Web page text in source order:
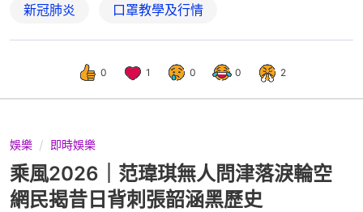
新冠肺炎 口罩教學及行情
0 1 0 0 2
娛樂 即時娛樂
乘風2026｜范瑋琪無人問津落淚輪空
網民揭昔日背刺張韶涵黑歷史